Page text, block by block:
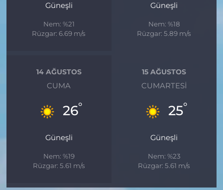
Güneşli
Nem: %21
Rüzgar: 6.69 m/s
Güneşli
Nem: %18
Rüzgar: 5.89 m/s
14 AĞUSTOS
CUMA
26°
Güneşli
Nem: %19
Rüzgar: 5.61 m/s
15 AĞUSTOS
CUMARTESI
25°
Güneşli
Nem: %23
Rüzgar: 5.61 m/s